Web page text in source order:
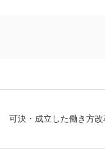
可決・成立した働き方